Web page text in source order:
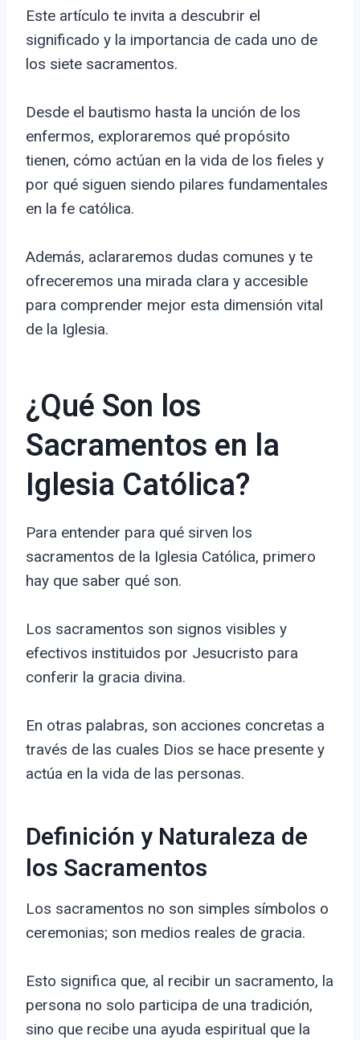
Este artículo te invita a descubrir el
significado y la importancia de cada uno de
los siete sacramentos.
Desde el bautismo hasta la unción de los
enfermos, exploraremos qué propósito
tienen, cómo actúan en la vida de los fieles y
por qué siguen siendo pilares fundamentales
en la fe católica.
Además, aclararemos dudas comunes y te
ofreceremos una mirada clara y accesible
para comprender mejor esta dimensión vital
de la Iglesia.
¿Qué Son los
Sacramentos en la
Iglesia Católica?
Para entender para qué sirven los
sacramentos de la Iglesia Católica, primero
hay que saber qué son.
Los sacramentos son signos visibles y
efectivos instituidos por Jesucristo para
conferir la gracia divina.
En otras palabras, son acciones concretas a
través de las cuales Dios se hace presente y
actúa en la vida de las personas.
Definición y Naturaleza de
los Sacramentos
Los sacramentos no son simples símbolos o
ceremonias; son medios reales de gracia.
Esto significa que, al recibir un sacramento, la
persona no solo participa de una tradición,
sino que recibe una ayuda espiritual que la